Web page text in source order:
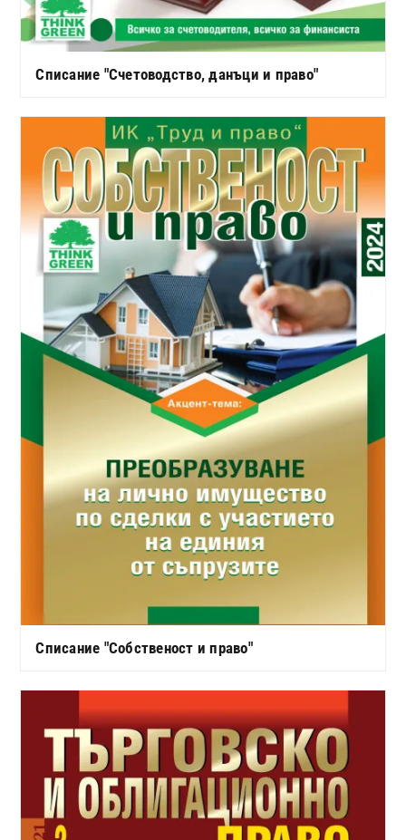
Списание "Счетоводство, данъци и право"
Списание "Собственост и право"